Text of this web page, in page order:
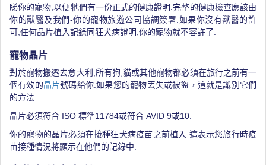
睇你的寵物,以便牠們有一份正式的健康證明.完整的健康檢查應該由
你的獸醫及我們-你的寵物旅遊公司協調簽署.如果你沒有獸醫的許
可,任何晶片植入記錄同狂犬病證明,你的寵物就不容許了.
寵物晶片
對於寵物搬遷去意大利,所有狗,貓或其他寵物都必須在旅行之前有一
個有效的晶片號碼給你.如果您的寵物丟失或被盜，這就是識別它們
的方法.
晶片必須符合 ISO 標準11784或符合 AVID 9或10.
你的寵物的晶片必須在接種狂犬病疫苗之前植入.這表示您旅行時疫
苗接種情況將顯示在他們的記錄中.